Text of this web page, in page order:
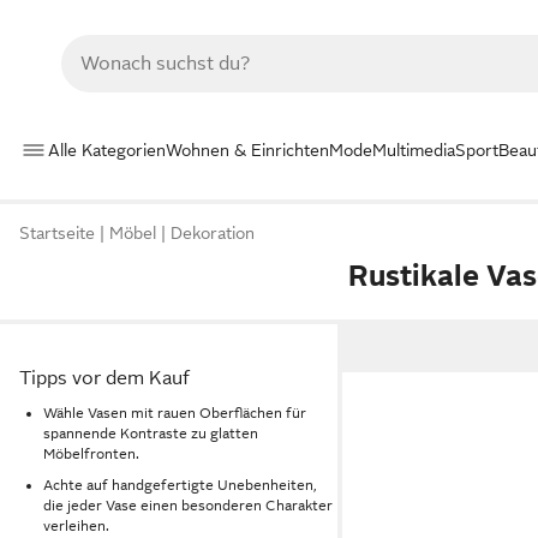
Alle KategorienWohnen & EinrichtenModeMultimediaSport
Startseite Möbel Dekoration
Rustikale
Tipps vor dem Kauf
Wähle Vasen mit rauen Oberflächen für
spannende Kontraste zu glatten
Möbelfronten.
Achte auf handgefertigte Unebenheiten,
die jeder Vase einen besonderen Charakter
verleihen.